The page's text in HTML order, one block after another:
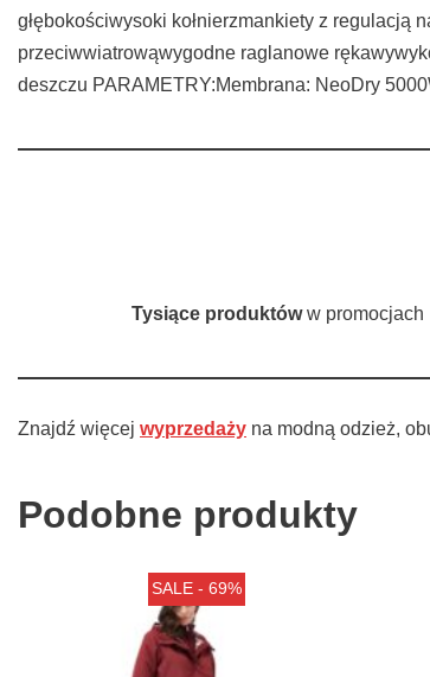
głębokościwysoki kołnierzmankiety z regulacją
przeciwwiatrowąwygodne raglanowe
deszczu PARAMETRY:Membrana: NeoDry
Tysiące produktóww promocjach
Znajdź więcej wyprzedaży na modną odzież,
Podobne produkty
SALE - 69%